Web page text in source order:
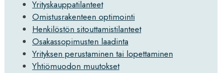
Yrityskauppatilanteet
Omistusrakenteen optimointi
Henkilöstön sitouttamistilanteet
Osakassopimusten laadinta
Yrityksen perustaminen tai lopettaminen
Yhtiömuodon muutokset